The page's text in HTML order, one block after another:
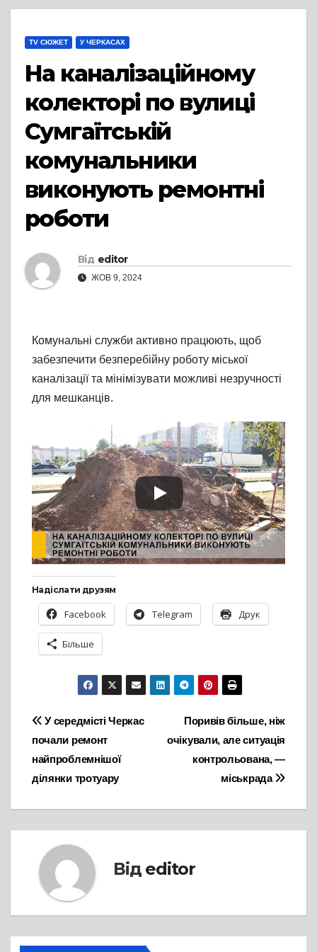
TV СЮЖЕТ У ЧЕРКАСАХ
На каналізаційному
колекторі по вулиці
Сумгаїтській
комунальники
виконують ремонтні
роботи
Від editor
ЖОВ 9, 2024
Комунальні служби активно працюють, щоб
забезпечити безперебійну роботу міської
каналізації та мінімізувати можливі незручності
для мешканців.
Надіслати друзям
Facebook Telegram Друк
Більше
Навігація
записів
Поривів більше, ніж
очікували, але ситуація
контрольована, —
міськрада
У середмісті Черкас
почали ремонт
найпроблемнішої
ділянки тротуару
Від editor